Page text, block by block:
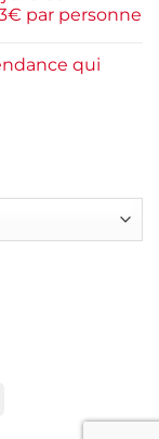
par personne
qui